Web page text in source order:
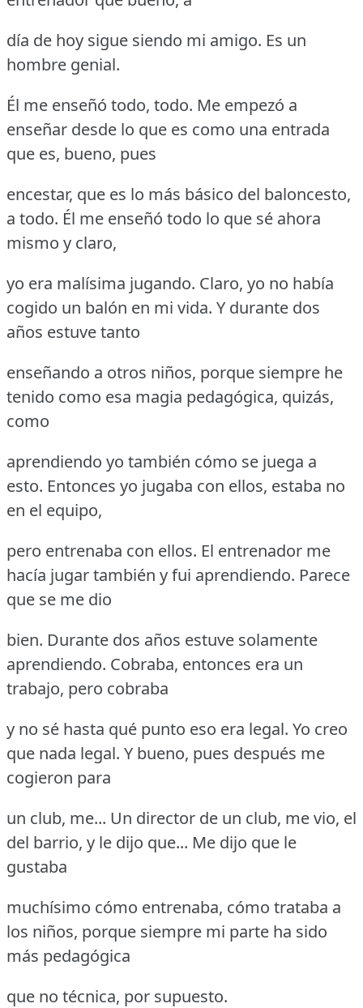
día de hoy sigue siendo mi amigo. Es un
hombre genial.
Él me enseñó todo, todo. Me empezó a
enseñar desde lo que es como una entrada
que es, bueno, pues
encestar, que es lo más básico del baloncesto,
a todo. Él me enseñó todo lo que sé ahora
mismo y claro,
yo era malísima jugando. Claro, yo no había
cogido un balón en mi vida. Y durante dos
años estuve tanto
enseñando a otros niños, porque siempre he
tenido como esa magia pedagógica, quizás,
como
aprendiendo yo también cómo se juega a
esto. Entonces yo jugaba con ellos, estaba no
en el equipo,
pero entrenaba con ellos. El entrenador me
hacía jugar también y fui aprendiendo. Parece
que se me dio
bien. Durante dos años estuve solamente
aprendiendo. Cobraba, entonces era un
trabajo, pero cobraba
y no sé hasta qué punto eso era legal. Yo creo
que nada legal. Y bueno, pues después me
cogieron para
un club, me... Un director de un club, me vio, el
del barrio, y le dijo que... Me dijo que le
gustaba
muchísimo cómo entrenaba, cómo trataba a
los niños, porque siempre mi parte ha sido
más pedagógica
que no técnica, por supuesto.